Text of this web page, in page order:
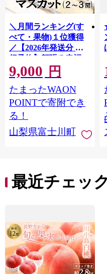
＼月間ランキング(す
べて・果物)１位獲得
／【2026年発送分 先
行予約】頬張る幸福
感 〜緑の宝石・ シ
ャインマスカット 〜
１ｋｇ以上（２〜３
房） フルーツ 山梨県
産 果物 くだもの シャ
イン マスカット ぶど
う ブドウ 葡萄 大粒 種
9,000 円
たまったWAON
POINTで寄附でき
る！
山梨県富士川町
最近チェッ